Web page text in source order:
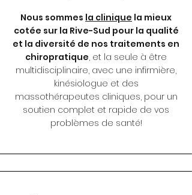
Nous sommes la clinique la mieux
cotée sur la Rive-Sud pour la qualité
et la diversité de nos traitements en
chiropratique, et la seule à être
multidisciplinaire, avec une infirmière,
kinésiologue et des
massothérapeutes cliniques, pour un
soutien complet et rapide de vos
problèmes de santé!